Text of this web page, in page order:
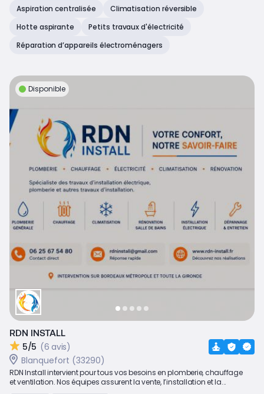
Aspiration centralisée
Climatisation réversible
Hotte aspirante
Petits travaux d'électricité
Réparation d’appareils électroménagers
Disponible
RDN INSTALL
5/5 (6 avis)
Blanquefort (33290)
RDN Install intervient pour tous vos besoins en plomberie, chauffage
et ventilation. Nos équipes assurent la vente, l’installation et la...